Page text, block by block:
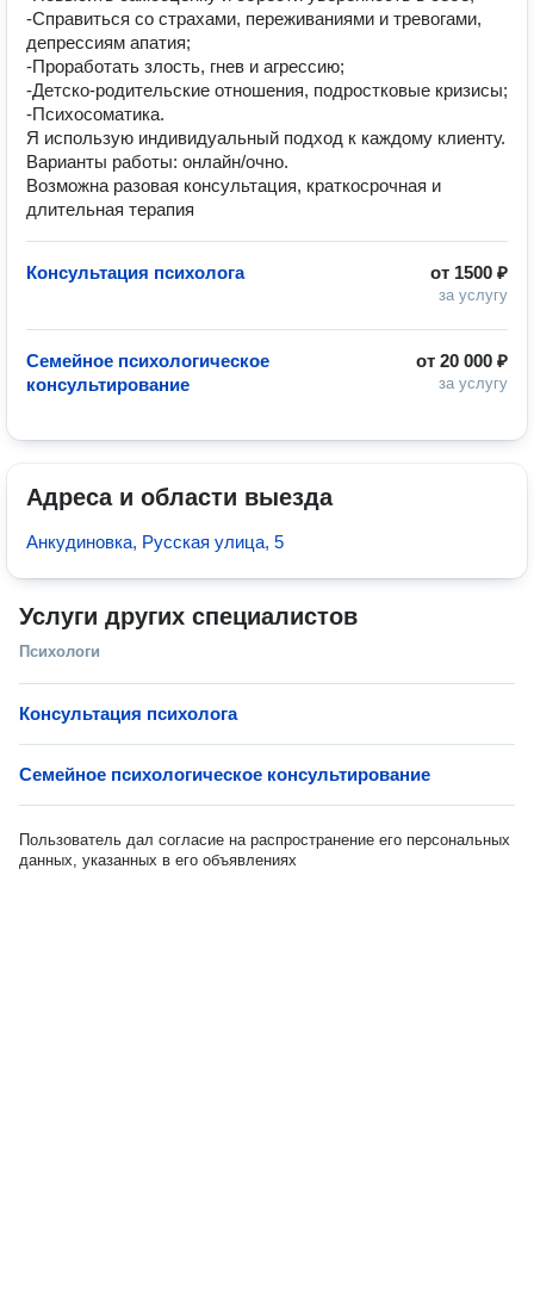
-Справиться со страхами, переживаниями и тревогами,
депрессиям апатия;
-Проработать злость, гнев и агрессию;
-Детско-родительские отношения, подростковые кризисы;
-Психосоматика.
Я использую индивидуальный подход к каждому клиенту.
Варианты работы: онлайн/очно.
Возможна разовая консультация, краткосрочная и
длительная терапия
от 1500 ₽
за услугу
Консультация психолога
от 20 000 ₽
за услугу
Семейное психологическое
консультирование
Адреса и области выезда
Анкудиновка, Русская улица, 5
Услуги других специалистов
Психологи
Консультация психолога
Семейное психологическое консультирование
Пользователь дал согласие на распространение его персональных
данных, указанных в его объявлениях